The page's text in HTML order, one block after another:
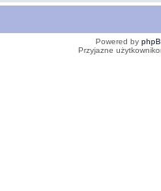
Powered by
Przyjazne